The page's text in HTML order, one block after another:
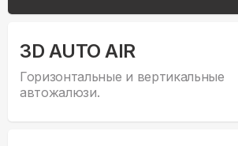
3D AUTO AIR
Горизонтальные и вертикальные
автожалюзи.